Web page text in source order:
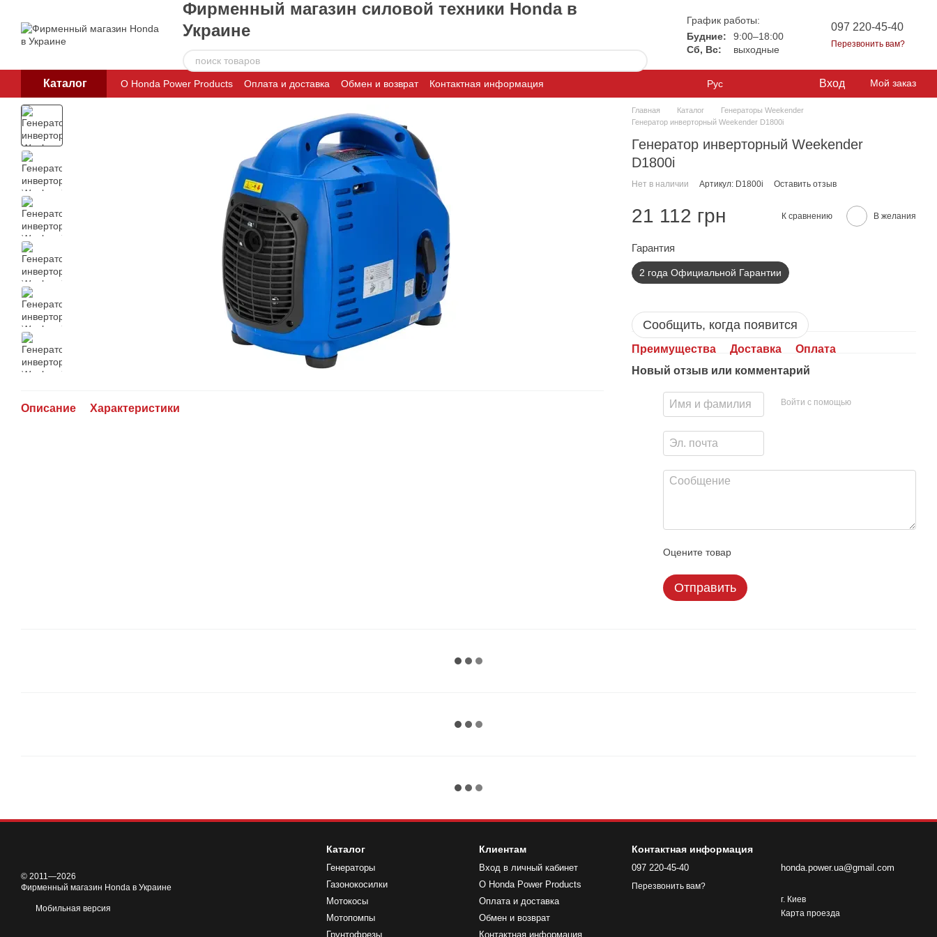
Фирменный магазин силовой техники Honda в
Украине
График работы:
Будние:
9:00–18:00
Сб, Вс:
выходные
097 220-45-40
Перезвонить вам?
Каталог О Honda Power Products Оплата и доставка Обмен и возврат
Контактная информация
Пользовательское соглашение
Рус Вход Мой заказ
Описание Характеристики
Главная Каталог
Генераторы Weekender
Генератор инверторный Weekender D1800i
Генератор инверторный Weekender
D1800i
Нет в наличии Артикул: D1800i Оставить отзыв
21 112 грн К сравнению В желания
Гарантия
2 года Официальной Гарантии
Сообщить, когда появится
Преимущества Доставка
Оплата
Новый отзыв или комментарий
Войти с помощью
Оцените товар
Отправить
© 2011—2026
Фирменный магазин Honda в Украине
Мобильная версия
Каталог
Генераторы
Газонокосилки
Мотокосы
Мотопомпы
Грунтофрезы
Клиентам
Вход в личный кабинет
О Honda Power Products
Оплата и доставка
Обмен и возврат
Контактная информация
Контактная информация
097 220-45-40
Перезвонить вам?
honda.power.ua@gmail.com
г. Киев
Карта проезда